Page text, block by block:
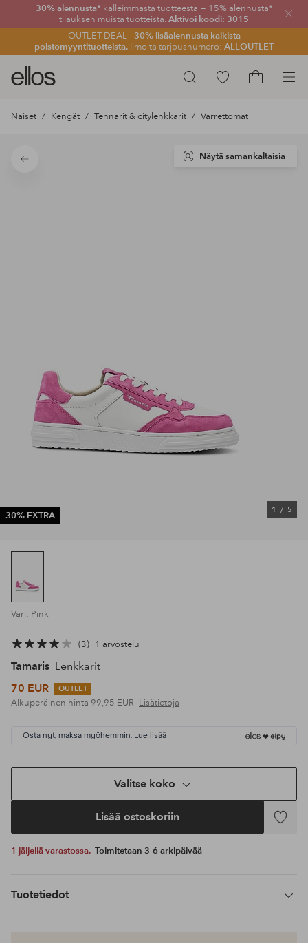
30% alennusta*kalleimmasta tuotteesta + 15% alennusta*
tilauksen muista tuotteista. Aktivoi koodi: 3015
OUTLET DEAL -30% lisäalennusta kaikista
poistomyyntituotteista. Ilmoita tarjousnumero: ALLOUTLET
Sulje
Hae
Ellos-
logo
siirry
Siirry
Naiset Kengät Tennarit & citylenkkarit Varrettomat
Takaisin
30% EXTRA
1 / 5
Näytä samankaltaisia
Väri: Pink
3 1 arvostelu
Tamaris Lenkkarit
70 EUR
OUTLET
Alkuperäinen hinta 99,95 EUR Lisätietoja
Osta nyt, maksa myöhemmin. Lue lisää
Valitse koko
Lisää ostoskoriin
Lisää
1 jäljellä varastossa. Toimitetaan 3-6 arkipäivää
Tuotetiedot